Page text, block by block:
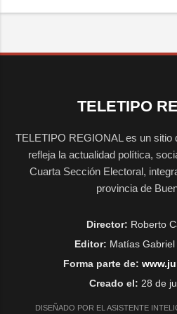
TELETIPO
TELETIPO REGIONAL es un sitio
refleja la actualidad política,
Cuarta Sección Electoral,
provincia de
Director: Roberto
Editor: Matías
Forma parte de:
Creado el: 28 de
DISEÑADO POR EL ASISTENTE